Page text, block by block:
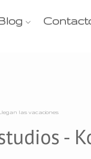
las vacaciones
-